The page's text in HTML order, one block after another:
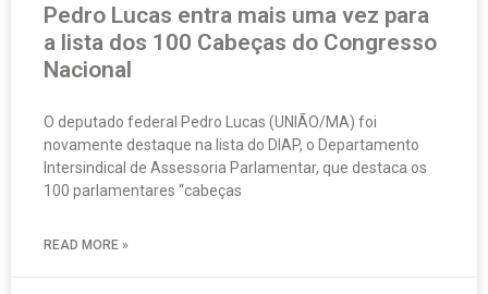
Pedro Lucas entra mais uma vez para
a lista dos 100 Cabeças do Congresso
Nacional
O deputado federal Pedro Lucas (UNIÃO/MA) foi
novamente destaque na lista do DIAP, o Departamento
Intersindical de Assessoria Parlamentar, que destaca os
100 parlamentares “cabeças
READ MORE »